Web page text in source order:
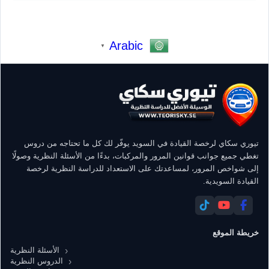
Arabic
▼
تيوري سكاي لرخصة القيادة في السويد يوفّر لك كل ما تحتاجه من دروس
تغطي جميع جوانب قوانين المرور والمركبات، بدءًا من الأسئلة النظرية وصولًا
إلى شواخص المرور، لمساعدتك على الاستعداد للدراسة النظرية لرخصة
القيادة السويدية.
خريطة الموقع
الأسئلة النظرية
الدروس النظرية